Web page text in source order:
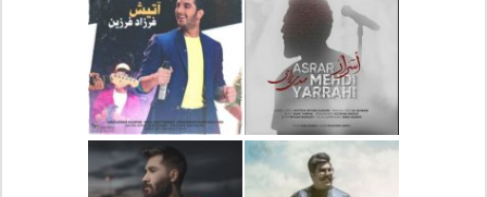
دانلود آهنگ جدید رضا
بهرام بنام نگار
دانلود آهنگ جدید علی
لهراسبی بنام صورت
دانلود آهنگ جدید مهدی
یراحی بنام اسرار
دانلود آهنگ جدید فرزاد
فرزین بنام آتیش